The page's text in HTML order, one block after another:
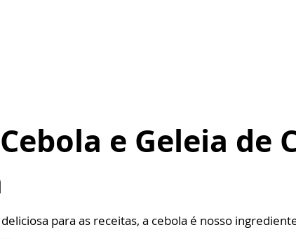
e Geleia de
para as receitas, a cebola é nosso